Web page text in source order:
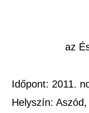
az
Időpont: 2011.
Helyszín: